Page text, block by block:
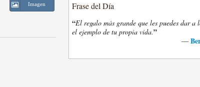
Imagen
Frase del Día
“El regalo más grande que les puedes dar a
el ejemplo de tu propia vida.”
—